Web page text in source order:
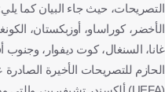
المكسيك
الأرجنتين الجزائر
التصريحات، حيث جاء البيان كما
الأخضر، كوراساو، أوزبكستان،
غانا، السنغال، كوت ديفوار، وجنوب
الحازم للتصريحات الأخيرة